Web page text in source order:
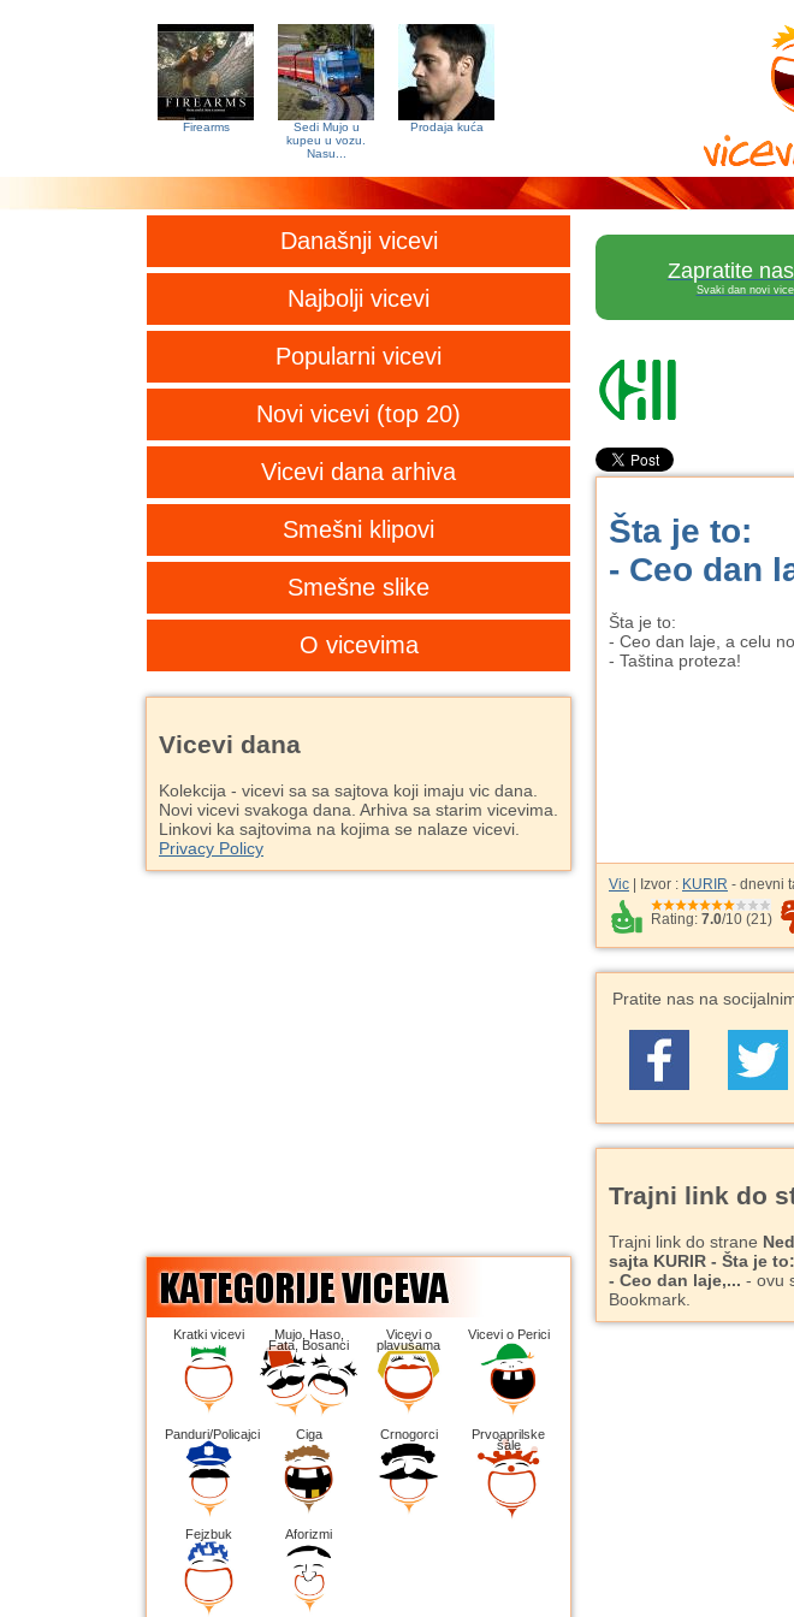
Firearms
Sedi Mujo u
kupeu u vozu.
Nasu...
Prodaja kuća
Današnji vicevi
Najbolji vicevi
Popularni vicevi
Novi vicevi (top 20)
Vicevi dana arhiva
Smešni klipovi
Smešne slike
O vicevima
Zapratite
Svaki dan novi
Šta je to:
- Ceo dan
Šta je to:
- Ceo dan laje, a celu
- Taština proteza!
Vic | Izvor : KURIR - dnevni
Rating: 7.0/10 (21)
Pratite nas na
Trajni link do
Trajni link do strane
sajta KURIR - Šta je to:
- Ceo dan laje,... - ovu
Bookmark.
Vicevi dana
Kolekcija - vicevi sa sa sajtova koji imaju vic dana.
Novi vicevi svakoga dana. Arhiva sa starim vicevima.
Linkovi ka sajtovima na kojima se nalaze vicevi.
Privacy Policy
Kratki vicevi Mujo, Haso,
Fata, Bosanci
Vicevi o
plavušama
Vicevi o Perici
Panduri/Policajci Ciga Crnogorci Prvoaprilske
šale
Fejzbuk Aforizmi